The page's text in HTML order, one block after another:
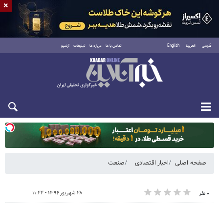
فارسی العربية English تماس با ما درباره ما تبلیغات آرشیو
یکشنبه ۱۸ مرداد ۱۴۰۵
صفحه اصلی اخبار اقتصادی صنعت
۰ نفر ۲۸ شهریور ۱۳۹۶ - ۱۱:۲۲
×